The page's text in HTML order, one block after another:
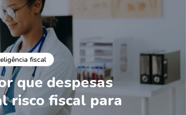
fiscal
que despesas
risco fiscal para